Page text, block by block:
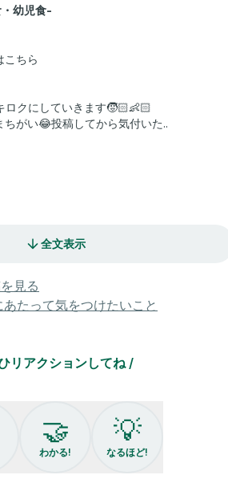
幼児食-
ちら
クにしていきます🧒🏻👶🏻
がい😂投稿してから気付いた..
ト”推しきな粉”に載せています
年子兄弟 #幼児食レシピ #離乳食レシピ #キ
記録 #子どもごはんメニュー #手づかみ食べ
栄養満点レシピ #かわいいごはん #子どもが
全文表示
見る
たって気をつけたいこと
リアクションしてね /
🤝
わかる!
💡
なるほど!